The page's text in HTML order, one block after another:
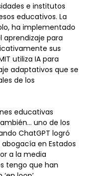
e institutos
educativos. La
ha implementado
aprendizaje para
sus
utiliza IA para
adaptativos que se
de los
educativas
uno de los
ChatGPT logró
en Estados
a la media
tengo que han